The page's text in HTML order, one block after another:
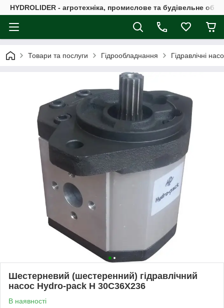
HYDROLIDER - агротехніка, промислове та будівельне
Товари та послуги Гідрообладнання Гідравлічні
Шестерневий (шестеренний) гідравлічний
насос Hydro-pack H 30C36X236
В наявності